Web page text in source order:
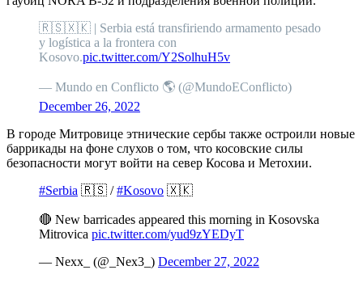
🇷🇸🇽🇰 | Serbia está transfiriendo armamento pesado
y logística a la frontera con
Kosovo.pic.twitter.com/Y2SolhuH5v
— Mundo en Conflicto 🌎 (@MundoEConflicto)
December 26, 2022
В городе Митровице этнические сербы также остроили новые
баррикады на фоне слухов о том, что косовские силы
безопасности могут войти на север Косова и Метохии.
#Serbia 🇷🇸 /#Kosovo 🇽🇰
🔴 New barricades appeared this morning in Kosovska
Mitrovica pic.twitter.com/yud9zYEDyT
— Nexx_ (@_Nex3_) December 27, 2022